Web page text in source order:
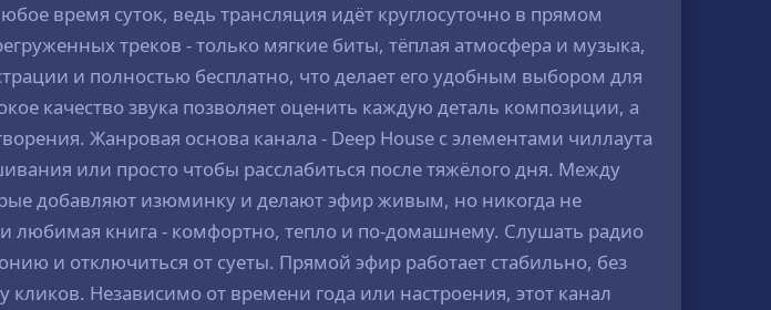
время суток, ведь трансляция идёт круглосуточно в прямом
треков - только мягкие биты, тёплая атмосфера и музыка,
и полностью бесплатно, что делает его удобным выбором для
качество звука позволяет оценить каждую деталь композиции, а
Жанровая основа канала - Deep House с элементами чиллаута
или просто чтобы расслабиться после тяжёлого дня. Между
добавляют изюминку и делают эфир живым, но никогда не
любимая книга - комфортно, тепло и по-домашнему. Слушать радио
и отключиться от суеты. Прямой эфир работает стабильно, без
кликов. Независимо от времени года или настроения, этот канал